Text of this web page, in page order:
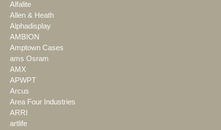
Alfalite
Allen & Heath
Alphadisplay
AMBION
Amptown Cases
ams Osram
AMX
APWPT
Arcus
Area Four Industries
ARRI
artlife